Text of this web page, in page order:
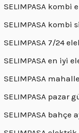
SELIMPASA kombi
SELIMPASA kombi
SELIMPASA 7/24
SELIMPASA en iyi
SELIMPASA
SELIMPASA pazar
SELIMPASA bahçe